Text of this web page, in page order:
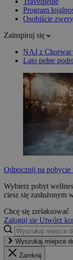
Program
Osobiście
Zainspiruj się
NAJ z
Lato pełne
Odpocznij na pobycie
Wybierz pobyt
ciesz się zasłużonym
Chcę się zrelaksować
Zaloguj się Utwórz
Wyszukaj miejsce
Zamknij